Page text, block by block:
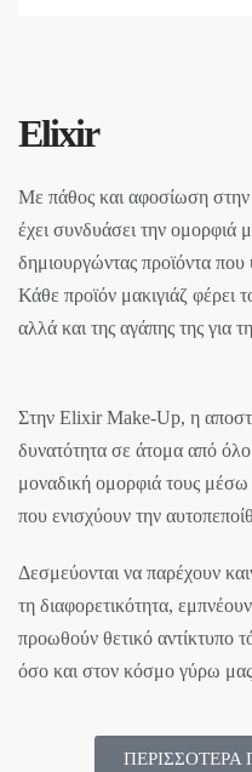
Elixir
Με πάθος και αφοσίωση
έχει συνδυάσει την ομορφιά
δημιουργώντας προϊόντα που
Κάθε προϊόν μακιγιάζ φέρει
αλλά και της αγάπης της για
Στην Elixir Make-Up, η
δυνατότητα σε άτομα από
μοναδική ομορφιά τους
που ενισχύουν την
Δεσμεύονται να παρέχουν
τη διαφορετικότητα,
προωθούν θετικό αντίκτυπο
όσο και στον κόσμο γύρω
ΠΕΡΙΣΣΟΤΕΡΑ